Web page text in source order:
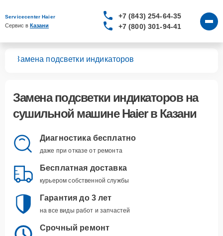
Servicecenter Haier
Сервис в Казани
+7 (843) 254-64-35
+7 (800) 301-94-41
Замена подсветки индикаторов
Замена подсветки индикаторовна
сушильной машине Haier в Казани
Диагностика бесплатно
даже при отказе от ремонта
Бесплатная доставка
курьером собственной службы
Гарантия до 3 лет
на все виды работ и запчастей
Срочный ремонт